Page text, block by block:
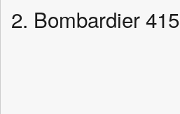
2. Bombardier 415